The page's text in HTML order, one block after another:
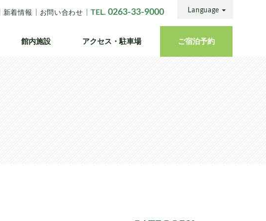
新着情報 お問い合わせ TEL. 0263-33-9000
館内施設 アクセス・駐車場 ご宿泊予約
Language